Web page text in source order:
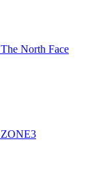
The North Face
ZONE3